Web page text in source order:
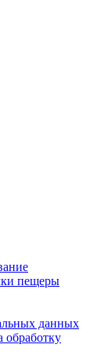
пещеры
данных
обработку